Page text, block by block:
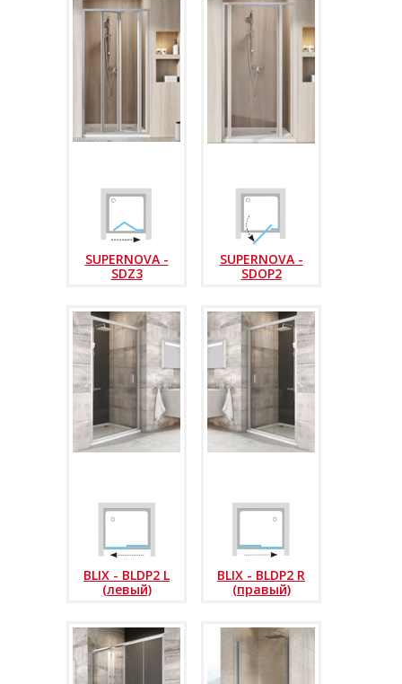
SUPERNOVA -
SDZ3
SUPERNOVA -
SDOP2
BLIX - BLDP2 L
(левый)
BLIX - BLDP2 R
(правый)